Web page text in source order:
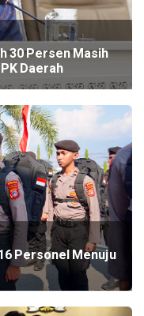
30 Persen Masih
Daerah
Personel Menuju